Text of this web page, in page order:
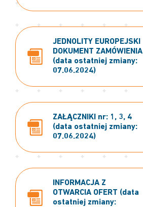
JEDNOLITY EUROPEJSKI
DOKUMENT ZAMÓWIENIA
(data ostatniej zmiany:
07.06.2024)
ZAŁĄCZNIKI nr: 1, 3, 4
(data ostatniej zmiany:
07.06.2024)
INFORMACJA Z
OTWARCIA OFERT (data
ostatniej zmiany: